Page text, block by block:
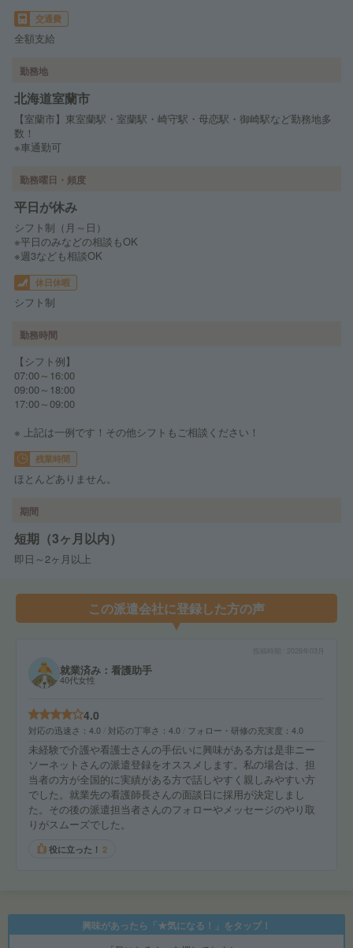
交通費
全額支給
勤務地
北海道室蘭市
【室蘭市】東室蘭駅・室蘭駅・崎守駅・母恋駅・御崎駅など勤務地多
数！
※車通勤可
勤務曜日・頻度
平日が休み
シフト制（月～日）
※平日のみなどの相談もOK
※週3なども相談OK
休日休暇
シフト制
勤務時間
【シフト例】
07:00～16:00
09:00～18:00
17:00～09:00
※ 上記は一例です！その他シフトもご相談ください！
残業時間
ほとんどありません。
期間
短期（3ヶ月以内）
即日～2ヶ月以上
この派遣会社に登録した方の声
就業済み：看護助手
40代女性
4.0
対応の迅速さ 4.0 対応の丁寧さ 4.0 フォロー・研修の充実度 4.0
未経験で介護や看護士さんの手伝いに興味がある方は是非ニー
ソーネットさんの派遣登録をオススメします。私の場合は、担
当者の方が全国的に実績がある方で話しやすく親しみやすい方
でした。就業先の看護師長さんの面談日に採用が決定しまし
た。その後の派遣担当者さんのフォローやメッセージのやり取
りがスムーズでした。
役に立った！ 2
興味があったら「★気になる！」をタップ！